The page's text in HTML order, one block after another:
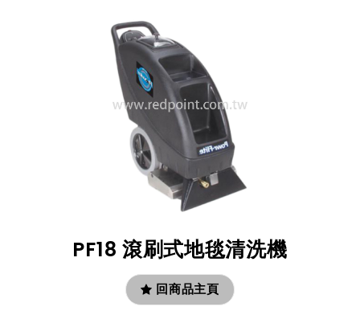
PF18 滾刷式地毯清洗機
回商品主頁